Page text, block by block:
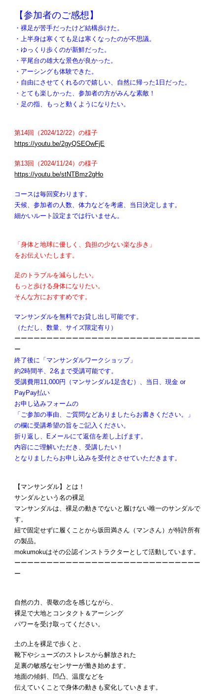
【参加者のご感想】
・裸足が苦手だったけど結構歩けた。
・上半身は寒くても足は寒くなったのが不思議。
・ゆっくり歩くのが新鮮だった。
・平尾台の雄大な景色が良かった。
・アーシングも体験できた。
・自由にさせてくれるので嬉しい、自然に帰った1日だった。
・とても楽しかった、参加者の方がみんな素敵！
・足の指、もっと動くようになりたい。
第14回（2024/12/22）の様子
https://youtu.be/2gyQSEOwFjE
第13回（2024/11/24）の様子
https://youtu.be/stNTBmz2gHo
コースは毎回変わります。
天候、参加者の人数、体力などを考慮、当日決定します。
細かいルート設定までは行いません。
「身体と地球に優しく、負担の少ない楽な歩き」
をお伝えいたします。
足のトラブルを減らしたい。
もっと歩ける身体になりたい。
そんな方におすすめです。
マンサンダルを無料でお貸し出し可能です。
（ただし、数量、サイズ限定有り）
ーーーーーーーーーーーーーーーーーーーーーーーーーーーーー
ー
終了後に「マンサンダルワークショップ」
約2時間半、2名まで受講可能です。
受講費用11,000円（マンサンダル1足含む）、当日、現金 or
PayPay払い
お申し込みフォームの
「ご参加の事由、ご質問などありましたらお書きください。」
の欄に受講希望の旨をご記入ください。
折り返し、Eメールにて返信を差し上げます。
内容にご理解いただき、受講したい！
となりましたらお申し込みを受付とさせていただきます。
【マンサンダル】とは！
サンダルという名の裸足
マンサンダルは、裸足の動きでないと履けない唯一のサンダルで
す。
紐で固定せずに履くことから坂田満さん（マンさん）が特許所有
の製品。
mokumokuはその公認インストラクターとして活動しています。
ーーーーーーーーーーーーーーーーーーーーーーーーーーーーー
ー
自然の力、畏敬の念を感じながら、
裸足で大地とコンタクト＆アーシング
パワーを受け取ってください。
土の上を裸足で歩くと、
靴下やシューズのストレスから解放された
足裏の敏感なセンサーが働き始めます。
地面の傾斜、凹凸、温度などを
伝えていくことで身体の動きも変化していきます。